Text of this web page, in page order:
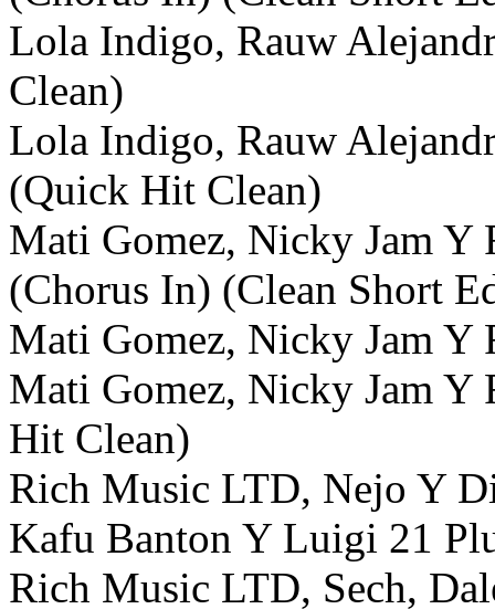
Lola Indigo, Rauw
Clean)
Lola Indigo, Rauw
(Quick Hit Clean)
Mati Gomez, Nicky Jam Y
(Chorus In) (Clean Short
Mati Gomez, Nicky Jam Y
Mati Gomez, Nicky Jam Y
Hit Clean)
Rich Music LTD, Nejo Y
Kafu Banton Y Luigi 21
Rich Music LTD, Sech,